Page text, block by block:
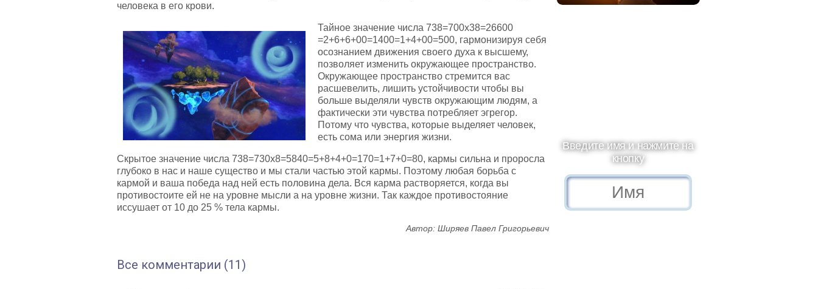
человека в его крови.
Тайное значение числа 738=700х38=26600
=2+6+6+00=1400=1+4+00=500, гармонизируя себя
осознанием движения своего духа к высшему,
позволяет изменить окружающее пространство.
Окружающее пространство стремится вас
расшевелить, лишить устойчивости чтобы вы
больше выделяли чувств окружающим людям, а
фактически эти чувства потребляет эгрегор.
Потому что чувства, которые выделяет человек,
есть сома или энергия жизни.
Скрытое значение числа 738=730х8=5840=5+8+4+0=170=1+7+0=80, кармы сильна и проросла
глубоко в нас и наше существо и мы стали частью этой кармы. Поэтому любая борьба с
кармой и ваша победа над ней есть половина дела. Вся карма растворяется, когда вы
противостоите ей не на уровне мысли а на уровне жизни. Так каждое противостояние
иссушает от 10 до 25 % тела кармы.
Автор: Ширяев Павел Григорьевич
Все комментарии (11)
Введите имя и нажмите на
кнопку